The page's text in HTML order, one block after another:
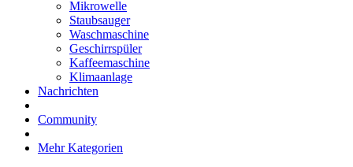
Mikrowelle
Staubsauger
Waschmaschine
Geschirrspüler
Kaffeemaschine
Klimaanlage
Nachrichten
Community
Mehr Kategorien